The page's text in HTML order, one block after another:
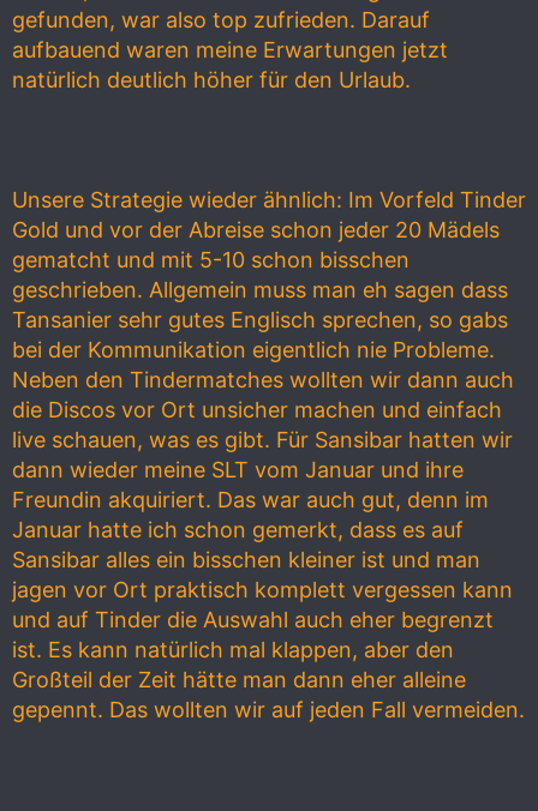
gefunden, war also top zufrieden. Darauf
aufbauend waren meine Erwartungen jetzt
natürlich deutlich höher für den Urlaub.
Unsere Strategie wieder ähnlich: Im Vorfeld Tinder
Gold und vor der Abreise schon jeder 20 Mädels
gematcht und mit 5-10 schon bisschen
geschrieben. Allgemein muss man eh sagen dass
Tansanier sehr gutes Englisch sprechen, so gabs
bei der Kommunikation eigentlich nie Probleme.
Neben den Tindermatches wollten wir dann auch
die Discos vor Ort unsicher machen und einfach
live schauen, was es gibt. Für Sansibar hatten wir
dann wieder meine SLT vom Januar und ihre
Freundin akquiriert. Das war auch gut, denn im
Januar hatte ich schon gemerkt, dass es auf
Sansibar alles ein bisschen kleiner ist und man
jagen vor Ort praktisch komplett vergessen kann
und auf Tinder die Auswahl auch eher begrenzt
ist. Es kann natürlich mal klappen, aber den
Großteil der Zeit hätte man dann eher alleine
gepennt. Das wollten wir auf jeden Fall vermeiden.